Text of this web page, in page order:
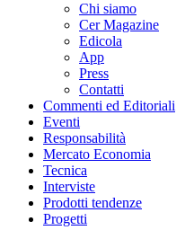
Chi siamo
Cer Magazine
Edicola
App
Press
Contatti
Commenti ed Editoriali
Eventi
Responsabilità
Mercato Economia
Tecnica
Interviste
Prodotti tendenze
Progetti